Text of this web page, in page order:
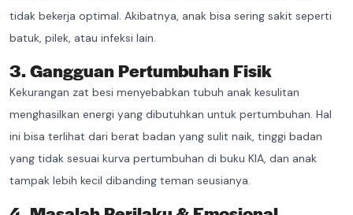
tidak bekerja optimal. Akibatnya, anak bisa sering sakit seperti
batuk, pilek, atau infeksi lain.
3. Gangguan Pertumbuhan Fisik
Kekurangan zat besi menyebabkan tubuh anak kesulitan
menghasilkan energi yang dibutuhkan untuk pertumbuhan. Hal
ini bisa terlihat dari berat badan yang sulit naik, tinggi badan
yang tidak sesuai kurva pertumbuhan di buku KIA, dan anak
tampak lebih kecil dibanding teman seusianya.